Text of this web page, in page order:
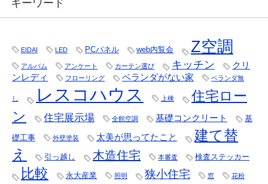
キーワード
EIDAI LED PCパネル web内覧会 Z空調
アルバム アンケート カーテン選び キッチン
クリ
ンレディ
フローリング ベランダがない家 ベランダ無
し レスコハウス 上棟
住宅ロー
ン
住宅展示場 全館空調 基礎コンクリート 基
礎工事 外壁塗装 太美が思ってたこと
建て替
え
引っ越し 木造住宅 本審査 検査ステッカー
比較 永大産業 照明 狭小住宅 窓 花粉